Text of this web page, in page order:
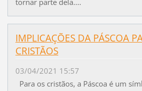
tornar parte dela....
IMPLICAÇÕES DA PÁSCOA
CRISTÃOS
03/04/2021 15:57
Para os cristãos, a Páscoa é um